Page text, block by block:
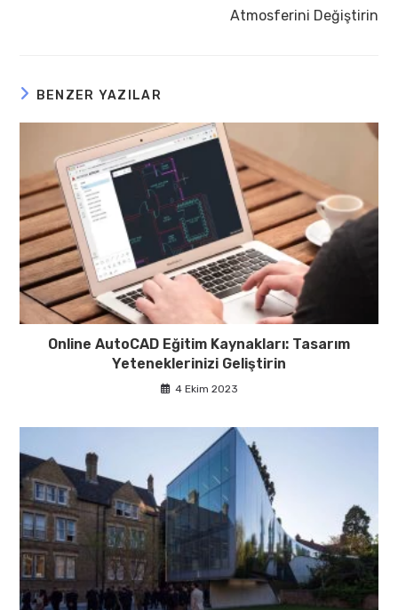
Atmosferini Değiştirin
BENZER YAZILAR
Online AutoCAD Eğitim Kaynakları: Tasarım
Yeteneklerinizi Geliştirin
4 Ekim 2023